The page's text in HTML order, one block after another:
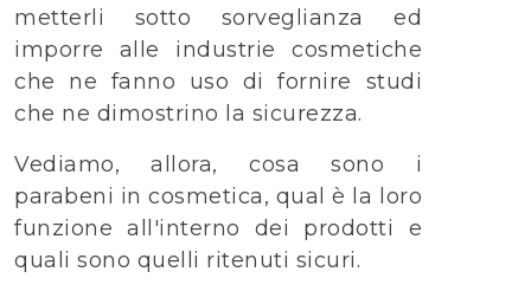
metterli sotto sorveglianza ed
imporre alle industrie cosmetiche
che ne fanno uso di fornire studi
che ne dimostrino la sicurezza.
Vediamo, allora, cosa sono i
parabeni in cosmetica, qual è la loro
funzione all'interno dei prodotti e
quali sono quelli ritenuti sicuri.